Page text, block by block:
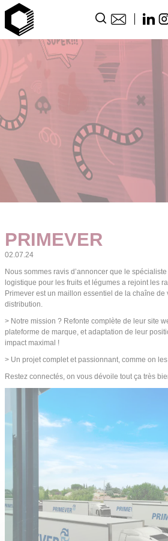
PRIMEVER
02.07.24
Nous sommes ravis d’annoncer que le
logistique pour les fruits et légumes a rejoint les
Primever est un maillon essentiel de la chaîne
distribution.
> Notre mission ? Refonte complète de leur site
plateforme de marque, et adaptation de leur
impact maximal !
> Un projet complet et passionnant, comme on
Restez connectés, on vous dévoile tout ça très